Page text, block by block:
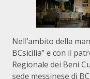
Nell’ambito della
BCsicilia” e con il
Regionale dei Beni
sede messinese di